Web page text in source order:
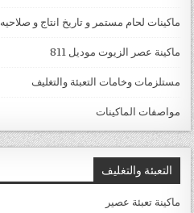
ماكينات لحام مستمر و تاريخ انتاج و صلاحيه
ماكينة عصر الزيوت موديل 811
مستلزمات وخامات التعبئة والتغليف
مواصفات الماكينات
التعبئة والتغليف
ماكينة تعبئة عصير